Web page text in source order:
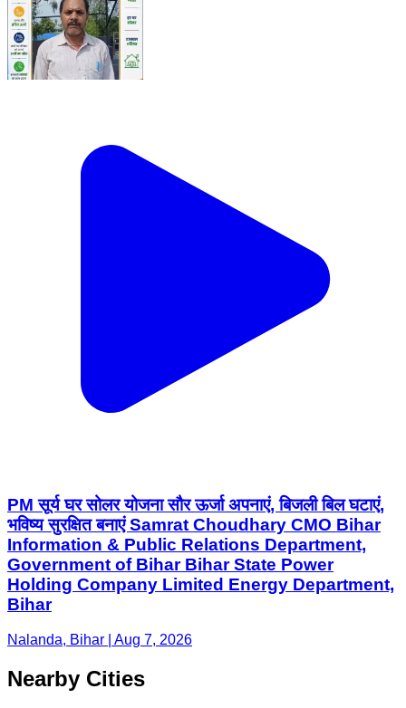
PM सूर्य घर सोलर योजना सौर ऊर्जा अपनाएं, बिजली बिल घटाएं,
भविष्य सुरक्षित बनाएं Samrat Choudhary CMO Bihar
Information & Public Relations Department,
Government of Bihar Bihar State Power
Holding Company Limited Energy Department,
Bihar
Nalanda, Bihar | Aug 7, 2026
Nearby Cities